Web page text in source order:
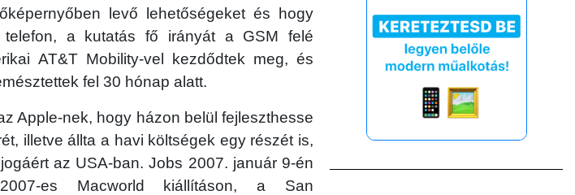
levő lehetőségeket és hogy
telefon, a kutatás fő irányát a GSM felé
AT&T Mobility-vel kezdődtek meg, és
fel 30 hónap alatt.
Apple-nek, hogy házon belül fejleszthesse
illetve állta a havi költségek egy részét is,
az USA-ban. Jobs 2007. január 9-én
es Macworld kiállításon, a San